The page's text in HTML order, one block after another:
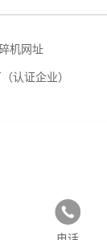
机网址
认证企业）